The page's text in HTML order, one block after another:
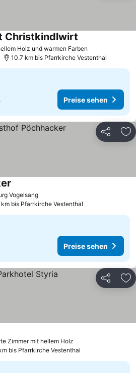
Holz und warmen Farben
Christkindlwirt
10.7 km bis Pfarrkirche Vestenthal
Preise sehen
Teilen
Vogelsang
bis Pfarrkirche Vestenthal
Preise sehen
Teilen
Zimmer mit hellem Holz
bis Pfarrkirche Vestenthal